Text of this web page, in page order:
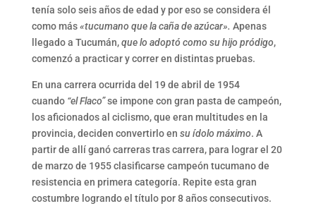
tenía solo seis años de edad y por eso se considera él
como más«tucumano que la caña de azúcar». Apenas
llegado a Tucumán,que lo adoptó como su hijo pródigo,
comenzó a practicar y correr en distintas pruebas.
En una carrera ocurrida del 19 de abril de 1954
cuando “el Flaco”se impone con gran pasta de campeón,
los aficionados al ciclismo, que eran multitudes en la
provincia, deciden convertirlo en su ídolo máximo. A
partir de allí ganó carreras tras carrera, para lograr el 20
de marzo de 1955 clasificarse campeón tucumano de
resistencia en primera categoría. Repite esta gran
costumbre logrando el título por 8 años consecutivos.